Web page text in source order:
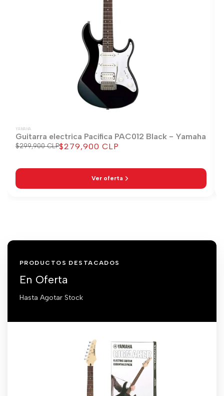
YAMAHA
Guitarra electrica Pacifica PAC012 Black - Yamaha
Precio
$299,900 CLPPrecio
$279,900 CLP
Ver oferta
PRODUCTOS DESTACADOS
En Oferta
Hasta Agotar Stock